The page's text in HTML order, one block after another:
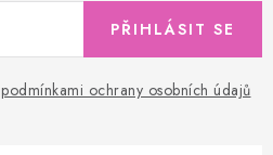
podmínkami ochrany osobních údajů
PŘIHLÁSIT SE